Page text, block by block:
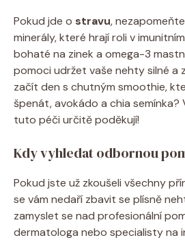
Pokud jde o stravu,
minerály, které hrají roli v
bohaté na zinek a omega-3
pomoci udržet vaše nehty silné a
začít den s chutným smoothie,
špenát, avokádo a chia semínka?
tuto péči určitě poděkují!
Kdy vyhledat odbornou
Pokud jste už zkoušeli všechny
se vám nedaří zbavit se plísně
zamyslet se nad profesionální
dermatologa nebo specialisty na